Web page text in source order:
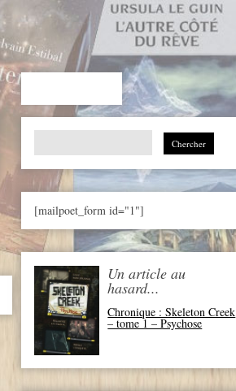
Search
[mailpoet_form id="1"]
Un article au
hasard...
Chronique : Skeleton Creek
– tome 1 – Psychose